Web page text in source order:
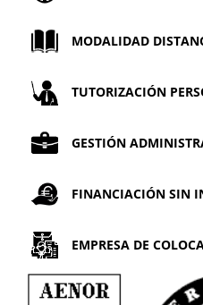
MODALIDAD
TUTORIZACIÓN
GESTIÓN
FINANCIACIÓN SIN
EMPRESA DE